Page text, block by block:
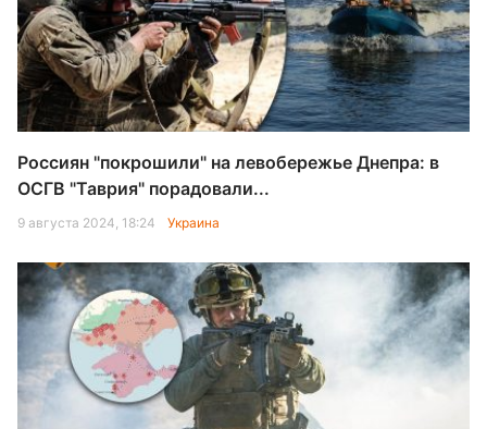
Россиян "покрошили" на левобережье Днепра: в
ОСГВ "Таврия" порадовали...
9 августа 2024, 18:24 Украина